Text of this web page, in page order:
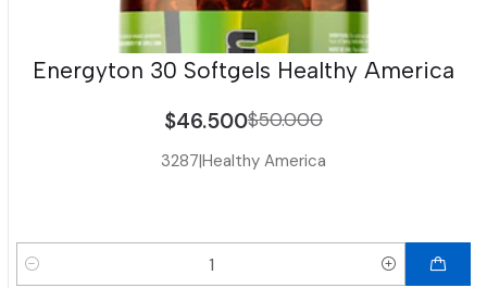
Energyton 30 Softgels Healthy America
$46.500$50.000
3287|Healthy America
Cantidad